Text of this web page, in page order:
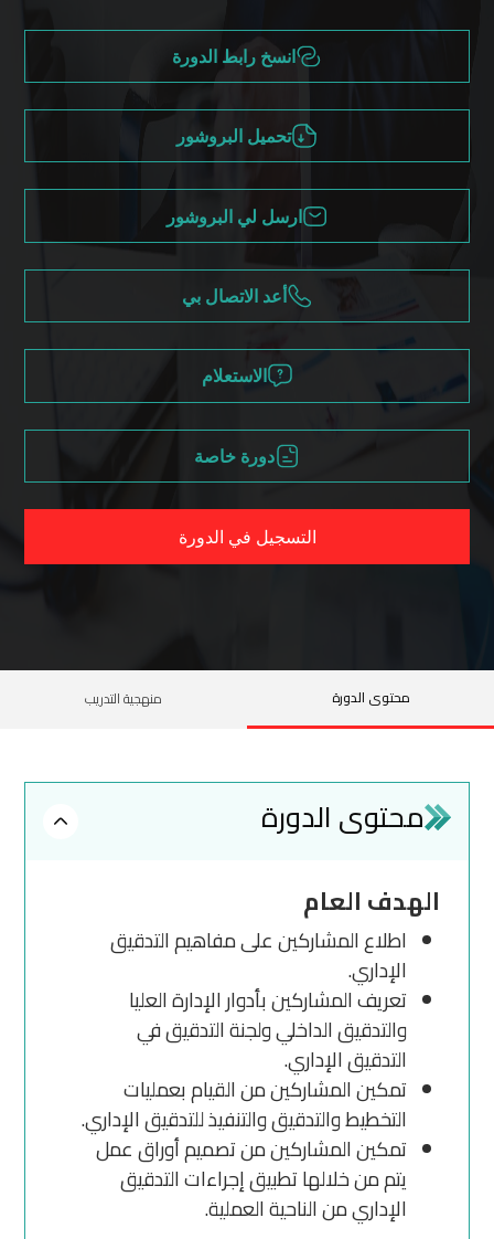
انسخ رابط الدورة
تحميل البروشور
ارسل لي البروشور
أعد الاتصال بي
الاستعلام
دورة خاصة
التسجيل في الدورة
محتوى الدورة منهجية التدريب
محتوى الدورة
الهدف العام
اطلاع المشاركين على مفاهيم التدقيق
الإداري.
تعريف المشاركين بأدوار الإدارة العليا
والتدقيق الداخلي ولجنة التدقيق في
التدقيق الإداري.
تمكين المشاركين من القيام بعمليات
التخطيط والتدقيق والتنفيذ للتدقيق الإداري.
تمكين المشاركين من تصميم أوراق عمل
يتم من خلالها تطبيق إجراءات التدقيق
الإداري من الناحية العملية.